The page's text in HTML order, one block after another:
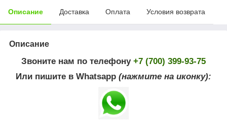
Описание Доставка Оплата Условия возврата
Описание
Звоните нам по телефону +7 (700) 399-93-75
Или пишите в Whatsapp (нажмите на иконку):